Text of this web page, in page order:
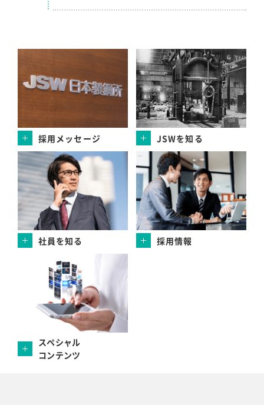
採用メッセージ JSWを知る
社員を知る 採用情報
スペシャル
コンテンツ